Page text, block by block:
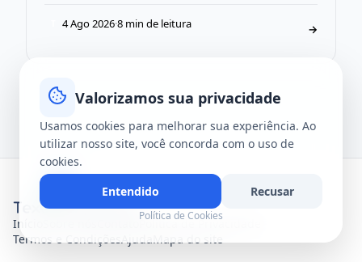
4 Ago 2026·8 min de leitura →
Início
Política de Privacidade
Termos e Condições
Valorizamos sua privacidade
Usamos cookies para melhorar sua experiência. Ao
utilizar nosso site, você concorda com o uso de
cookies.
Entendido
Recusar
Política de Cookies